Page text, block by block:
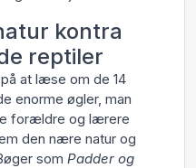
kontra
reptiler
at læse om de 14
enorme øgler, man
forældre og lærere
den nære natur og
som Padder og